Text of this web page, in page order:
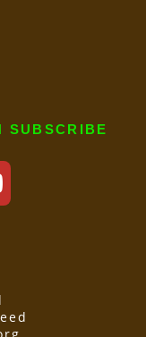
SUBSCRIBE